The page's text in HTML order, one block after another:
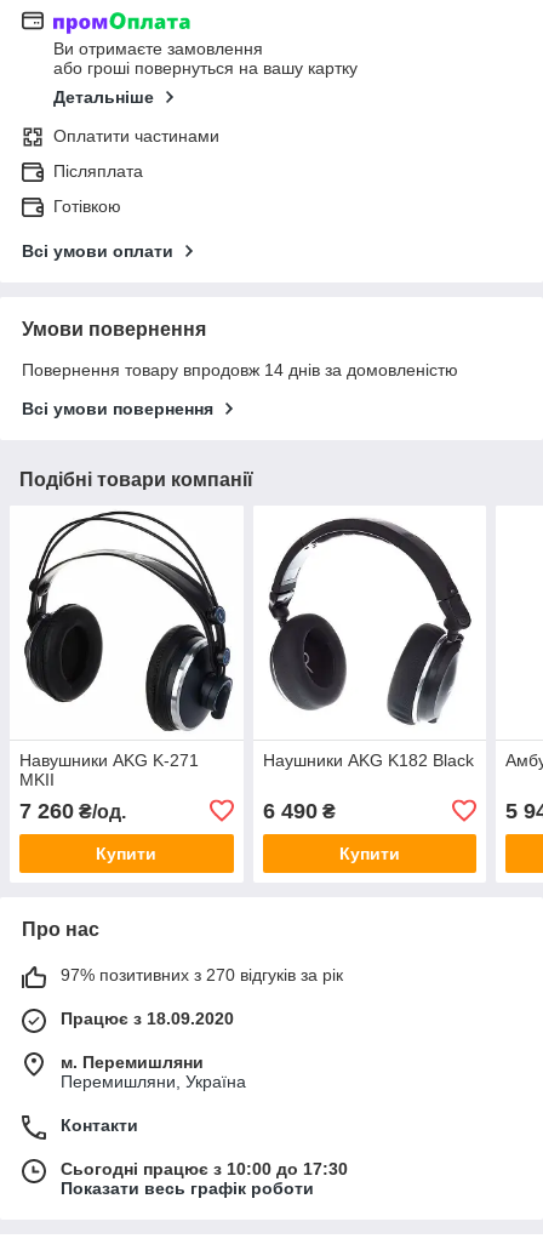
Ви отримаєте замовлення
або гроші повернуться на вашу картку
Детальніше
Оплатити частинами
Післяплата
Готівкою
Всі умови оплати
Умови повернення
Повернення товару впродовж 14 днів за домовленістю
Всі умови повернення
Подібні товари компанії
Навушники AKG K-271
MKII
7 260 ₴/од.
Купити
Наушники AKG K182 Black
6 490₴
Купити
5
Про нас
97% позитивних з 270 відгуків за рік
Працює з 18.09.2020
м. Перемишляни
Перемишляни, Україна
Контакти
Сьогодні працює з 10:00 до 17:30
Показати весь графік роботи